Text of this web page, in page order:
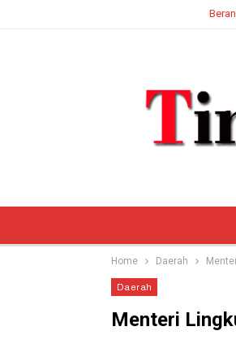
Home Daerah
Daerah
Menteri